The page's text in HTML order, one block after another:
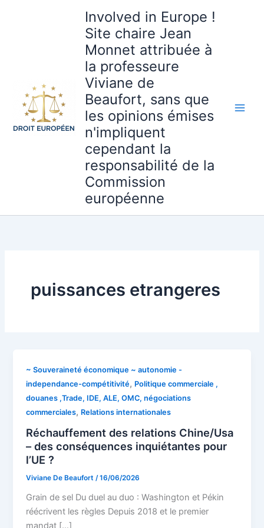
Involved in Europe !
Site chaire Jean
Monnet attribuée à
la professeure
Viviane de
Beaufort, sans que
les opinions émises
n'impliquent
cependant la
responsabilité de la
Commission
européenne
puissances etrangeres
~ Souveraineté économique ~ autonomie -
independance-compétitivité, Politique commerciale ,
douanes ,Trade, IDE, ALE, OMC, négociations
commerciales, Relations internationales
Réchauffement des relations Chine/Usa
– des conséquences inquiétantes pour
l’UE ?
Viviane De Beaufort /16/06/2026
Grain de sel Du duel au duo : Washington et Pékin
réécrivent les règles Depuis 2018 et le premier
mandat […]